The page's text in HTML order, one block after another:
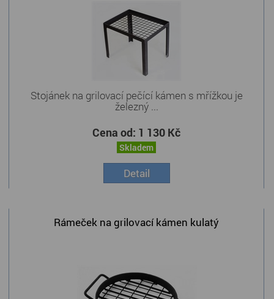
Stojánek na grilovací pečící kámen s mřížkou je
železný ...
Cena od: 1 130 Kč
Skladem
Detail
Rámeček na grilovací kámen kulatý